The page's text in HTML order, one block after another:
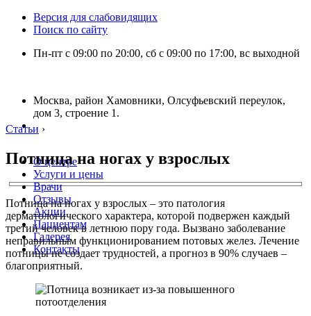
Версия для слабовидящих
Поиск по сайту
Пн-пт с 09:00 по 20:00, сб с 09:00 по 17:00, вс выходной
Москва, район Хамовники, Олсуфьевский переулок,
дом 3, строение 1.
О центре
Услуги и цены
Врачи
Отзывы
Акции
Пациентам
Галерея
Контакты
Статьи ›
Потница на ногах у взрослых
Потница на ногах у взрослых – это патология
дерматологического характера, которой подвержен каждый
третий человек в летнюю пору года. Вызвано заболевание
неправильным функционированием потовых желез. Лечение
потницы не создает трудностей, а прогноз в 90% случаев –
благоприятный.